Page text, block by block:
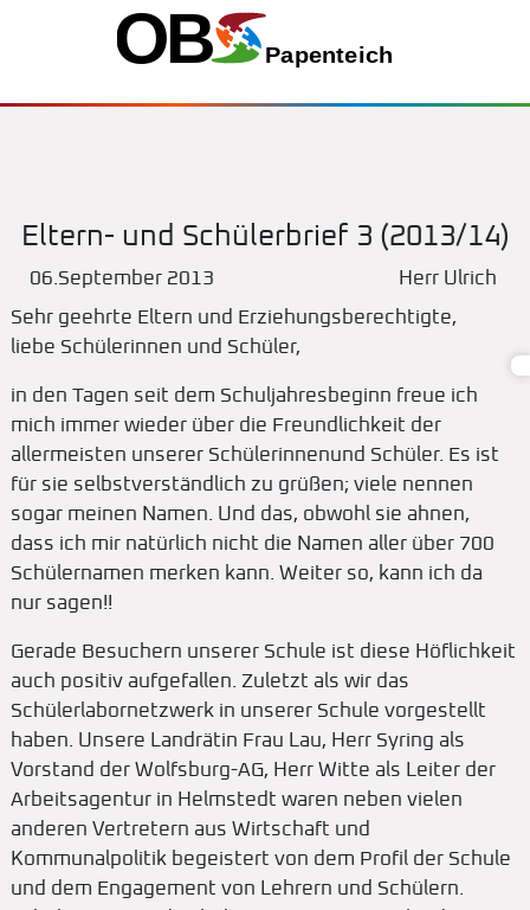
Eltern- und Schülerbrief 3 (2013/14)
06.September 2013
Herr Ulrich
Sehr geehrte Eltern und Erziehungsberechtigte,
liebe Schülerinnen und Schüler,
in den Tagen seit dem Schuljahresbeginn freue ich
mich immer wieder über die Freundlichkeit der
allermeisten unserer Schülerinnenund Schüler. Es ist
für sie selbstverständlich zu grüßen; viele nennen
sogar meinen Namen. Und das, obwohl sie ahnen,
dass ich mir natürlich nicht die Namen aller über 700
Schülernamen merken kann. Weiter so, kann ich da
nur sagen!!
Gerade Besuchern unserer Schule ist diese Höflichkeit
auch positiv aufgefallen. Zuletzt als wir das
Schülerlabornetzwerk in unserer Schule vorgestellt
haben. Unsere Landrätin Frau Lau, Herr Syring als
Vorstand der Wolfsburg-AG, Herr Witte als Leiter der
Arbeitsagentur in Helmstedt waren neben vielen
anderen Vertretern aus Wirtschaft und
Kommunalpolitik begeistert von dem Profil der Schule
und dem Engagement von Lehrern und Schülern.